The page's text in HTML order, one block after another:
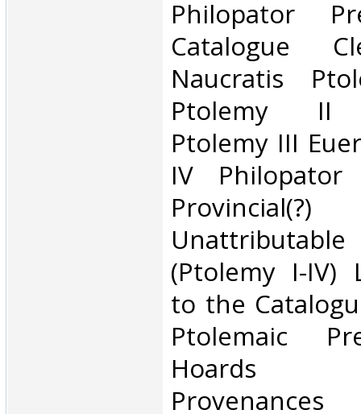
Philopator
Catalogue
Naucratis
Ptolemy II
Ptolemy III
IV Philopator
Provincial(?)
(Ptolemy I-IV)
to the
Ptolemaic
Hoards